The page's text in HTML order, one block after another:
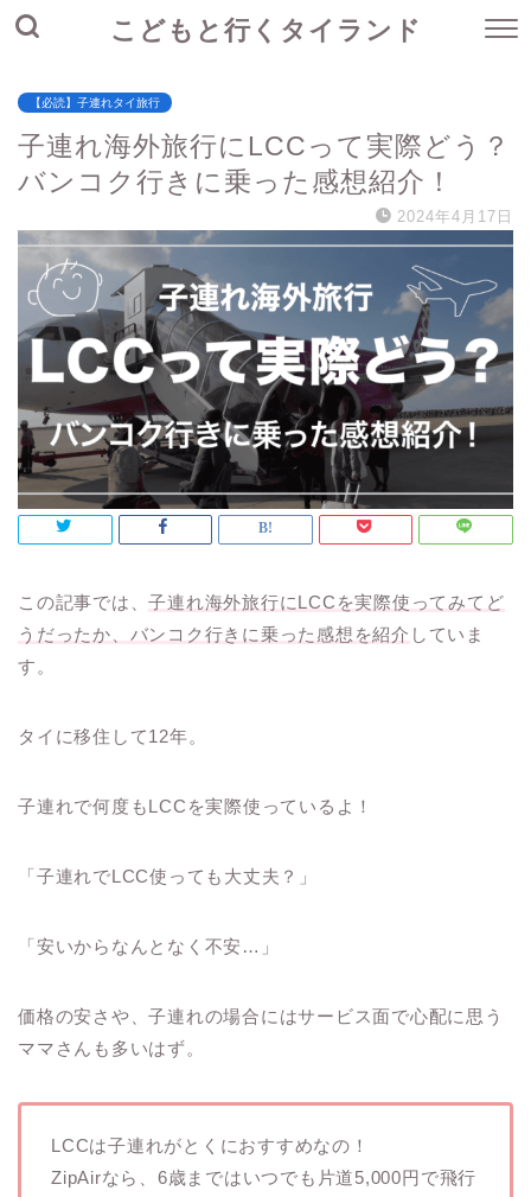
こどもと行くタイランド
【必読】子連れタイ旅行
子連れ海外旅行にLCCって実際どう？
バンコク行きに乗った感想紹介！
2024年4月17日
この記事では、子連れ海外旅行にLCCを実際使ってみてど
うだったか、バンコク行きに乗った感想を紹介 していま
す。
タイに移住して12年。
子連れで何度もLCCを実際使っているよ！
「子連れでLCC使っても大丈夫？」
「安いからなんとなく不安…」
価格の安さや、子連れの場合にはサービス面で心配に思う
ママさんも多いはず。
LCCは子連れがとくにおすすめなの！
ZipAirなら、6歳まではいつでも片道5,000円で飛行